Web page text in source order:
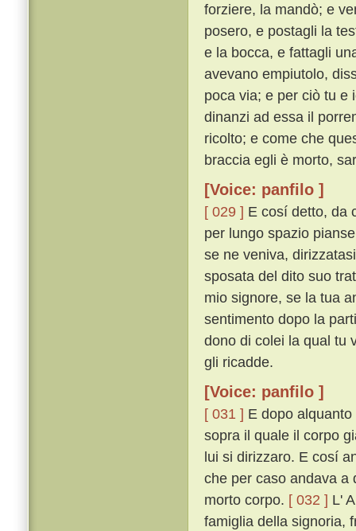
forziere, la mandò; e
posero, e postagli la
e la bocca, e fattagli
avevano empiutolo,
poca via; e per ciò tu e
dinanzi ad essa il
ricolto; e come che
braccia egli è morto,
[Voice: panfilo ]
[ 029 ] E cosí detto, da
per lungo spazio
se ne veniva,
sposata del dito suo
mio signore, se la tua
sentimento dopo la
dono di colei la qual tu
gli ricadde.
[Voice: panfilo ]
[ 031 ] E dopo
sopra il quale il corpo
lui si dirizzaro. E cosí
che per caso andava a
morto corpo. [ 032 ] L'
famiglia della signoria,